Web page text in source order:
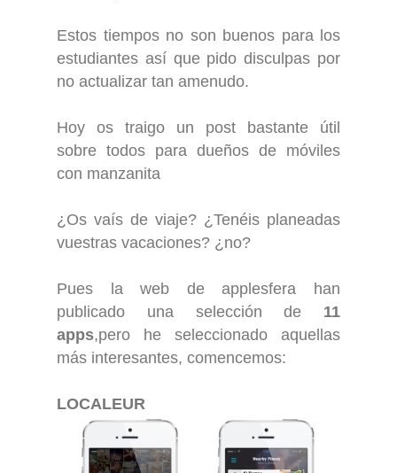
Estos tiempos no son buenos para los
estudiantes así que pido disculpas por
no actualizar tan amenudo.
Hoy os traigo un post bastante útil
sobre todos para dueños de móviles
con manzanita
¿Os vaís de viaje? ¿Tenéis planeadas
vuestras vacaciones? ¿no?
Pues la web de applesfera han
publicado una selección de 11
apps,pero he seleccionado aquellas
más interesantes, comencemos:
LOCALEUR